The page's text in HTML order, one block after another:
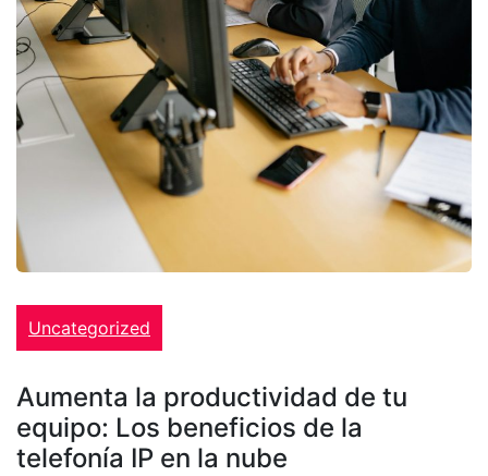
Uncategorized
Aumenta la productividad de tu
equipo: Los beneficios de la
telefonía IP en la nube